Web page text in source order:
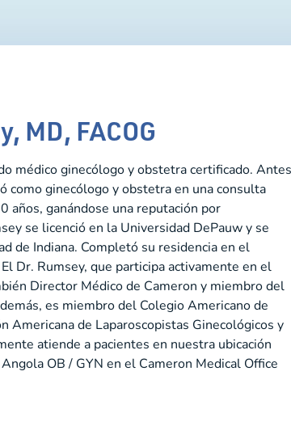
MD, FACOG
médico ginecólogo y obstetra certificado. Antes
como ginecólogo y obstetra en una consulta
años, ganándose una reputación por
se licenció en la Universidad DePauw y se
de Indiana. Completó su residencia en el
Dr. Rumsey, que participa activamente en el
Director Médico de Cameron y miembro del
es miembro del Colegio Americano de
Americana de Laparoscopistas Ginecológicos y
atiende a pacientes en nuestra ubicación
OB / GYN en el Cameron Medical Office